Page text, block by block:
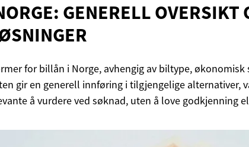
GENERELL OVERSIKT
for billån i Norge, avhengig av biltype, økonomisk
gir en generell innføring i tilgjengelige alternativer,
å vurdere ved søknad, uten å love godkjenning